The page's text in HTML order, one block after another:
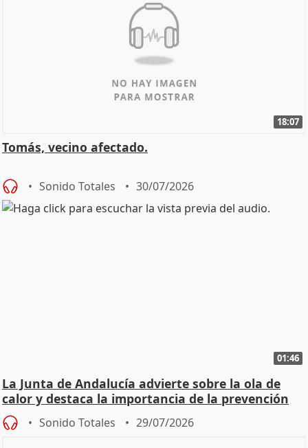
18:07
Tomás, vecino afectado.
Sonido Totales 30/07/2026
01:46
La Junta de Andalucía advierte sobre la ola de
calor y destaca la importancia de la prevención
Sonido Totales 29/07/2026